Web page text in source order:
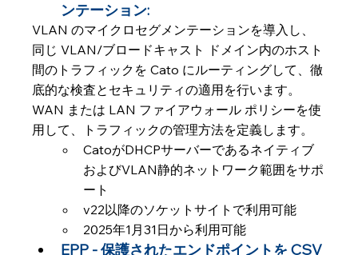
ンテーション:
VLAN のマイクロセグメンテーションを導入し、
同じ VLAN/ブロードキャスト ドメイン内のホスト
間のトラフィックを Cato にルーティングして、徹
底的な検査とセキュリティの適用を行います。
WAN または LAN ファイアウォール ポリシーを使
用して、トラフィックの管理方法を定義します。
CatoがDHCPサーバーであるネイティブ
およびVLAN静的ネットワーク範囲をサポ
ート
v22以降のソケットサイトで利用可能
2025年1月31日から利用可能
EPP - 保護されたエンドポイントを CSV